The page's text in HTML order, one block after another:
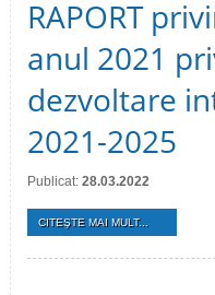
RAPORT
anul 2021
dezvoltare
2021-2025
Publicat: 28.03.2022
CITEŞTE MAI MULT...